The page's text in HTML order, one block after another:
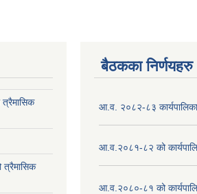
त्रैमासिक
त्रैमासिक
बैठकका निर्णयहरु
आ.व. २०८२-८३ कार्यपालिका
आ.व.२०८१-८२ को
आ.व.२०८०-८१ को